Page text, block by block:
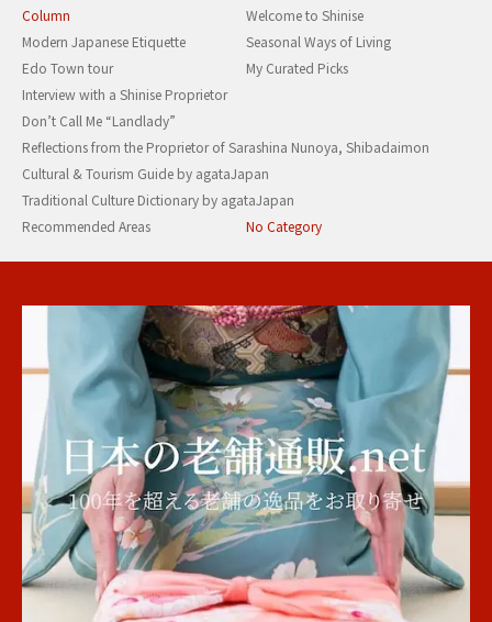
Column
Welcome to Shinise
Modern Japanese Etiquette
Seasonal Ways of Living
Edo Town tour
My Curated Picks
Interview with a Shinise Proprietor
Don’t Call Me “Landlady”
Reflections from the Proprietor of Sarashina Nunoya, Shibadaimon
Cultural & Tourism Guide by agataJapan
Traditional Culture Dictionary by agataJapan
Recommended Areas
No Category